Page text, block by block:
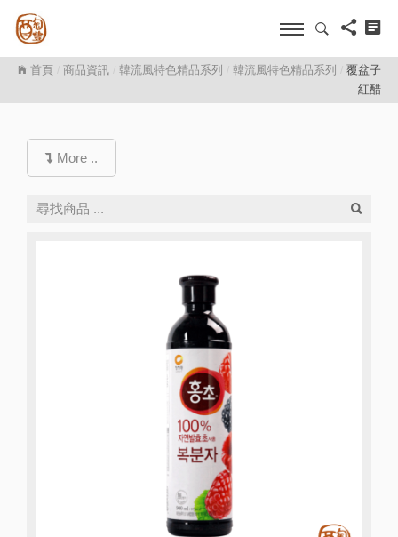
首頁 商品資訊 韓流風特色精品系列 韓流風特色精品系列
覆盆子
紅醋
More ..